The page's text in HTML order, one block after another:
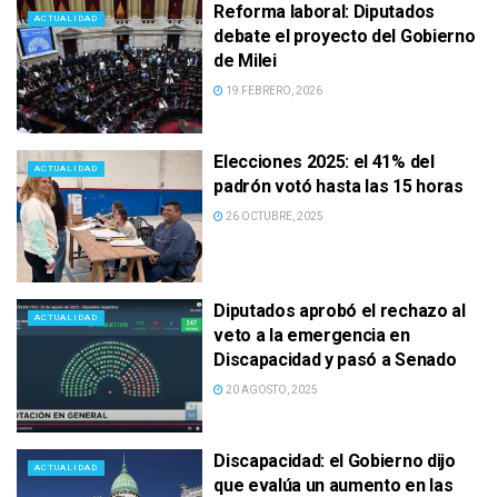
ACTUALIDAD
Reforma laboral: Diputados
debate el proyecto del Gobierno
de Milei
19 FEBRERO, 2026
ACTUALIDAD
Elecciones 2025: el 41% del
padrón votó hasta las 15 horas
26 OCTUBRE, 2025
ACTUALIDAD
Diputados aprobó el rechazo al
veto a la emergencia en
Discapacidad y pasó a Senado
20 AGOSTO, 2025
ACTUALIDAD
Discapacidad: el Gobierno dijo
que evalúa un aumento en las